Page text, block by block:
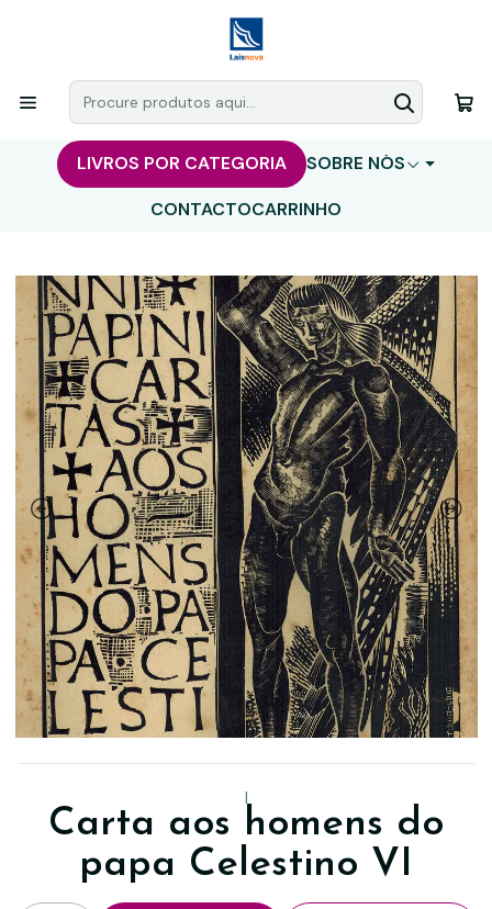
LIVROS POR CATEGORIA
SOBRE NÓS
CONTACTOCARRINHO
|
Carta aos homens do
papa Celestino VI